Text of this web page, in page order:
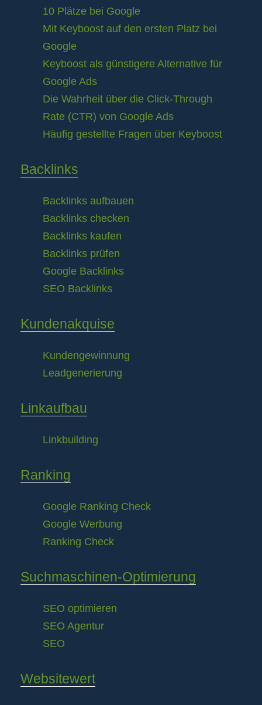
10 Plätze bei Google
Mit Keyboost auf den ersten Platz bei
Google
Keyboost als günstigere Alternative für
Google Ads
Die Wahrheit über die Click-Through
Rate (CTR) von Google Ads
Häufig gestellte Fragen über Keyboost
Backlinks
Backlinks aufbauen
Backlinks checken
Backlinks kaufen
Backlinks prüfen
Google Backlinks
SEO Backlinks
Kundenakquise
Kundengewinnung
Leadgenerierung
Linkaufbau
Linkbuilding
Ranking
Google Ranking Check
Google Werbung
Ranking Check
Suchmaschinen-Optimierung
SEO optimieren
SEO Agentur
SEO
Websitewert